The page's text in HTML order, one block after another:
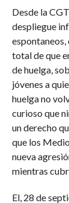
Desde la
despliegue
total de que
de huelga,
jóvenes a
huelga no
curioso que
un derecho
que los
nueva
mientras
El, 28 de